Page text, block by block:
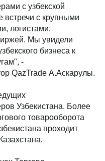
с узбекской
встречи с крупными
логистами,
Мы увидели
бизнеса к
", -
QazTrade А.Аскарулы.
Узбекистана. Более
товарооборота
проходит